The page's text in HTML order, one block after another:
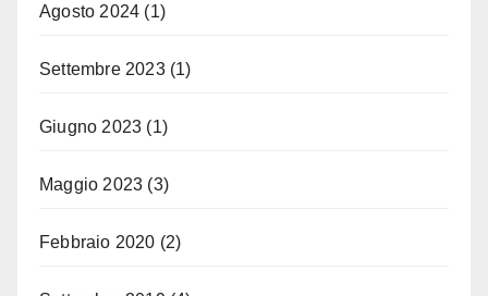
Agosto 2024 (1)
Settembre 2023(1)
Giugno 2023 (1)
Maggio 2023 (3)
Febbraio 2020 (2)